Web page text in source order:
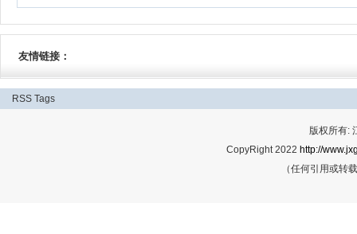
友情链接：
RSS Tags
版权所有:
CopyRight 2022 http://
（任何引用或转